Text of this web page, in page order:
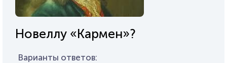
Новеллу «Кармен»?
Варианты ответов: